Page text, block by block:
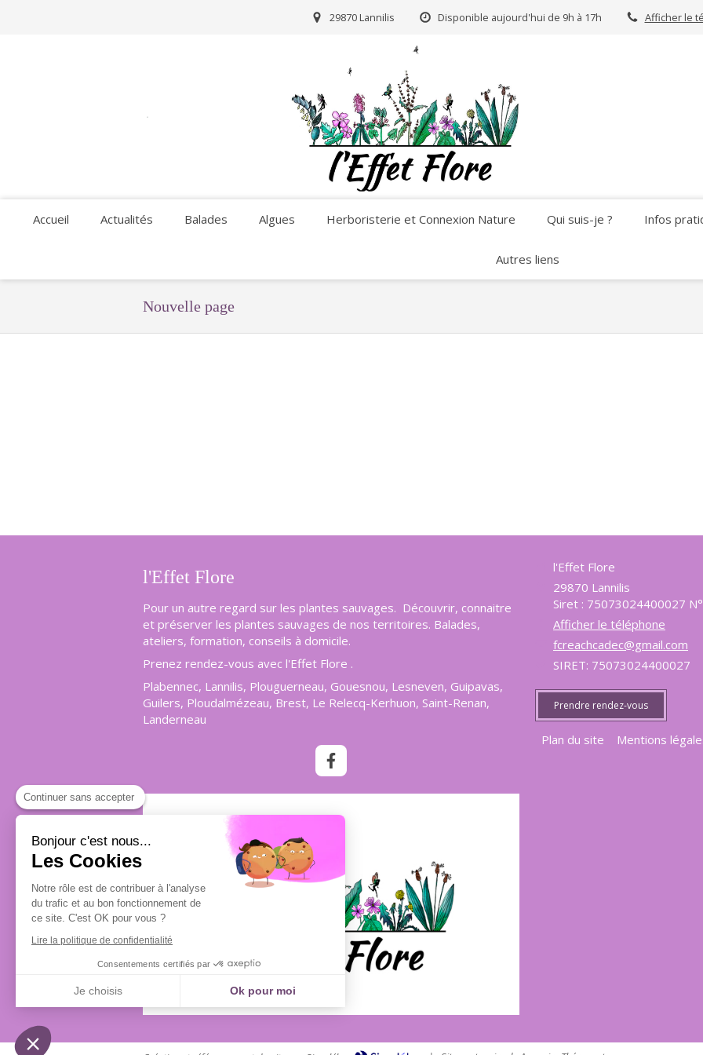
29870 Lannilis Disponible aujourd'hui de 9h à 17h Afficher le
Accueil Actualités Balades Algues Herboristerie et Connexion Nature Qui suis-je ? Infos
Autres liens
Nouvelle page
l'Effet Flore
Pour un autre regard sur les plantes sauvages. Découvrir, connaitre
et préserver les plantes sauvages de nos territoires. Balades,
ateliers, formation, conseils à domicile.
Prenez rendez-vous avec l'Effet Flore .
Plabennec, Lannilis, Plouguerneau, Gouesnou, Lesneven, Guipavas,
Guilers, Ploudalmézeau, Brest, Le Relecq-Kerhuon, Saint-Renan,
Landerneau
l'Effet Flore
29870 Lannilis
Siret : 75073024400027
Afficher le téléphone
fcreachcadec@gmail.com
SIRET: 75073024400027
Prendre rendez-vous
Plan du site Mentions
Continuer sans accepter
Bonjour c'est nous...
Les Cookies
Notre rôle est de contribuer à l'analyse
du trafic et au bon fonctionnement de
ce site. C'est OK pour vous ?
Lire la politique de confidentialité
Consentements certifiés par
Je choisis Ok pour moi
Notre plateforme vous permet d'adapter et de gérer vos paramètres de confidentialité, en garantissant la conformité avec les réglementations. Personnalisez vos préférences pour contrôler